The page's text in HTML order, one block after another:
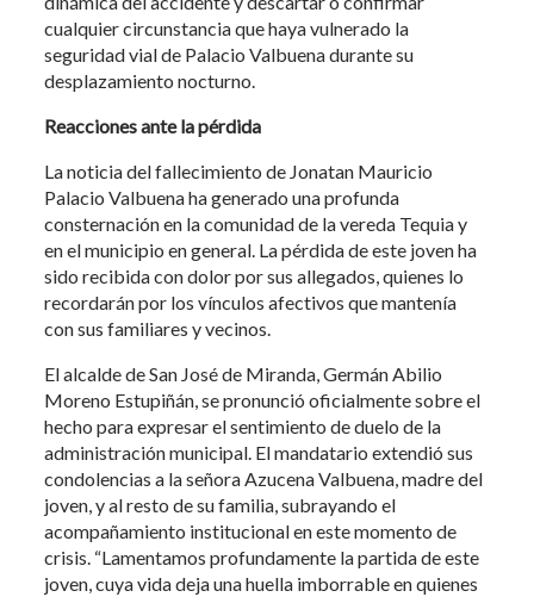
cualquier circunstancia que haya vulnerado la
seguridad vial de Palacio Valbuena durante su
desplazamiento nocturno.
Reacciones ante la pérdida
La noticia del fallecimiento de Jonatan Mauricio
Palacio Valbuena ha generado una profunda
consternación en la comunidad de la vereda Tequia y
en el municipio en general. La pérdida de este joven ha
sido recibida con dolor por sus allegados, quienes lo
recordarán por los vínculos afectivos que mantenía
con sus familiares y vecinos.
El alcalde de San José de Miranda, Germán Abilio
Moreno Estupiñán, se pronunció oficialmente sobre el
hecho para expresar el sentimiento de duelo de la
administración municipal. El mandatario extendió sus
condolencias a la señora Azucena Valbuena, madre del
joven, y al resto de su familia, subrayando el
acompañamiento institucional en este momento de
crisis. “Lamentamos profundamente la partida de este
joven, cuya vida deja una huella imborrable en quienes